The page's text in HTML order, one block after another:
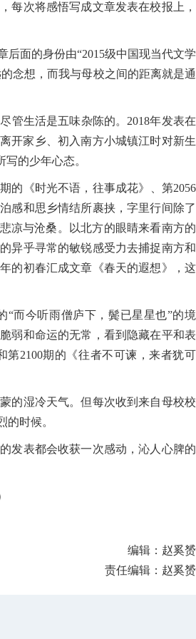
每次将感悟写成文章发表在校报上，
面的身份由“2015级中国现当代文学
念想，而我与母校之间的距离就是通
生活是五味杂陈的。2018年发表在
开家乡、初入南方小城镇江时对新生
的少年心态。
的《时光不语，往事成花》、第2056
感和思乡情结所裹挟，字里行间除了
凉与沧桑。以北方的眼睛来看南方的
异乎寻常的敏锐感受力去捕捉南方和
的初春汇成文章《春天的遐想》，这
而今听雨僧庐下，鬓已星星也”的境
弱和命运的无常，看到隐藏在平和表
第2100期的《往者不可谏，来者犹可
湿冷天气。但每次收到来自母校校
时候。
表都会收获一次感动，沁人心脾的
编辑：赵奚赟
责任编辑：赵奚赟